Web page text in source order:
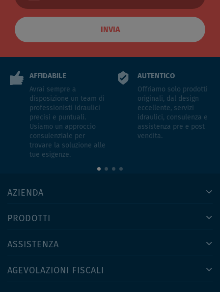
INVIA
AFFIDABILE
Avrai sempre a
disposizione un team di
professionisti idraulici
precisi e puntuali.
Usiamo un approccio
consulenziale per
trovare la soluzione alle
tue esigenze.
AUTENTICO
Offriamo solo prodotti
originali, dal design
eccellente, servizi
idraulici, consulenza e
assistenza pre e post
vendita.
AZIENDA
PRODOTTI
ASSISTENZA
AGEVOLAZIONI FISCALI